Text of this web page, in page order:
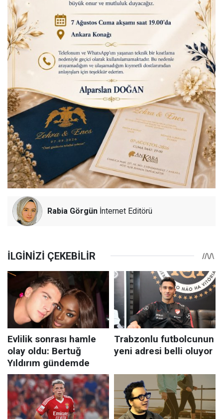
Rabia Görgün İnternet Editörü